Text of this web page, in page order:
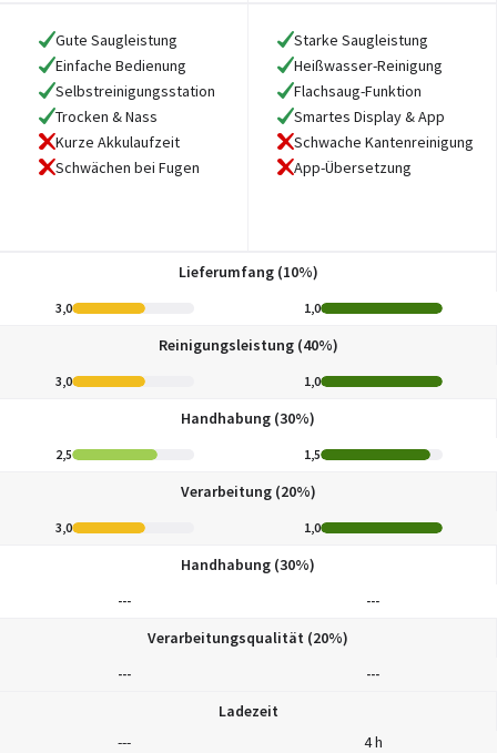
Gute Saugleistung
Einfache Bedienung
Selbstreinigungsstation
Trocken & Nass
Kurze Akkulaufzeit
Schwächen bei Fugen
Starke Saugleistung
Heißwasser-Reinigung
Flachsaug-Funktion
Smartes Display & App
Schwache Kantenreinigung
App-Übersetzung
Lieferumfang (10%)
3,0 1,0
Reinigungsleistung (40%)
3,0 1,0
Handhabung (30%)
2,5 1,5
Verarbeitung (20%)
3,0 1,0
Handhabung (30%)
--- ---
Verarbeitungsqualität (20%)
--- ---
Ladezeit
---
4 h